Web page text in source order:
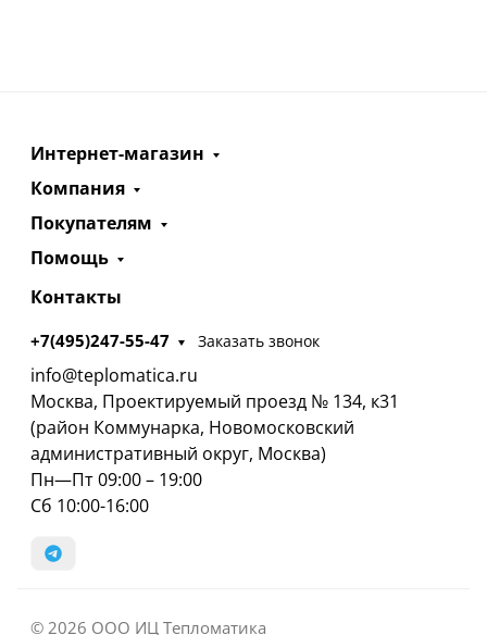
Интернет-магазин
Компания
Покупателям
Помощь
Контакты
+7(495)247-55-47 Заказать звонок
info@teplomatica.ru
Москва, Проектируемый проезд № 134, к31
(район Коммунарка, Новомосковский
административный округ, Москва)
Пн—Пт 09:00 – 19:00
Сб 10:00-16:00
© 2026 ООО ИЦ Тепломатика